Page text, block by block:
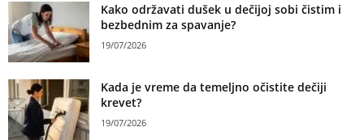
Kako održavati dušek u dečijoj sobi čistim i
bezbednim za spavanje?
19/07/2026
Kada je vreme da temeljno očistite dečiji
krevet?
19/07/2026